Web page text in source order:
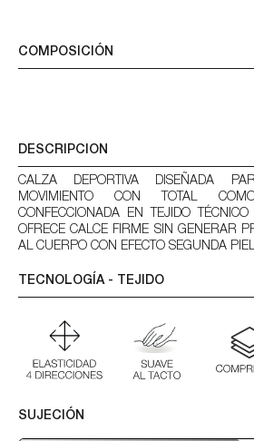
COMPOSICIÓN
DESCRIPCION
CALZA DEPORTIVA DISEÑADA
MOVIMIENTO CON TOTAL
CONFECCIONADA EN TEJIDO TÉCNICO
OFRECE CALCE FIRME SIN GENERAR
AL CUERPO CON EFECTO SEGUNDA
TECNOLOGÍA - TEJIDO
SUJECIÓN